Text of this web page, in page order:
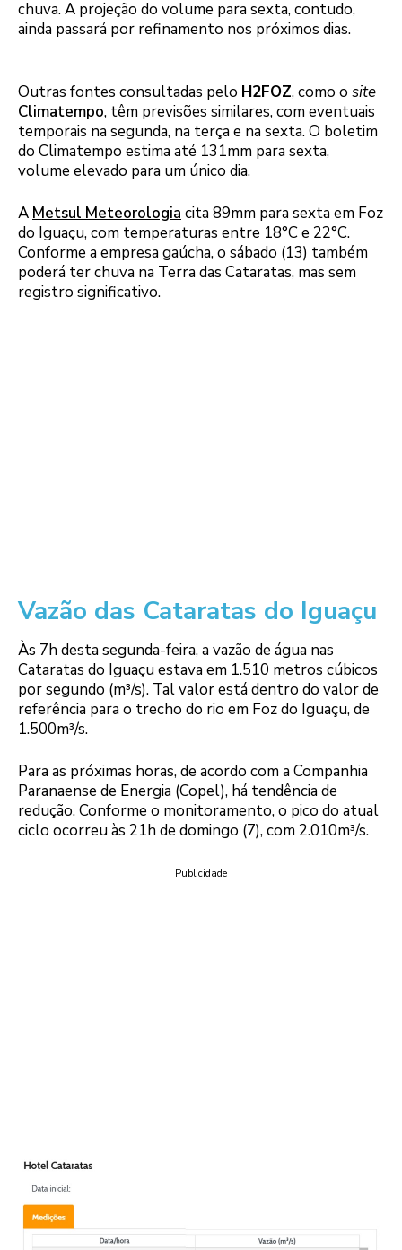
chuva. A projeção do volume para sexta, contudo,
ainda passará por refinamento nos próximos dias.
Outras fontes consultadas pelo H2FOZ, como o site
Climatempo, têm previsões similares, com eventuais
temporais na segunda, na terça e na sexta. O boletim
do Climatempo estima até 131mm para sexta,
volume elevado para um único dia.
A Metsul Meteorologia cita 89mm para sexta em Foz
do Iguaçu, com temperaturas entre 18°C e 22°C.
Conforme a empresa gaúcha, o sábado (13) também
poderá ter chuva na Terra das Cataratas, mas sem
registro significativo.
Vazão das Cataratas do Iguaçu
Às 7h desta segunda-feira, a vazão de água nas
Cataratas do Iguaçu estava em 1.510 metros cúbicos
por segundo (m³/s). Tal valor está dentro do valor de
referência para o trecho do rio em Foz do Iguaçu, de
1.500m³/s.
Para as próximas horas, de acordo com a Companhia
Paranaense de Energia (Copel), há tendência de
redução. Conforme o monitoramento, o pico do atual
ciclo ocorreu às 21h de domingo (7), com 2.010m³/s.
Publicidade